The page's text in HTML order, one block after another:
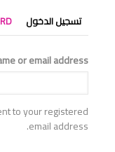
التبويبات
الأساسية
تسجيل الدخول
or email address
to your registered
email address.